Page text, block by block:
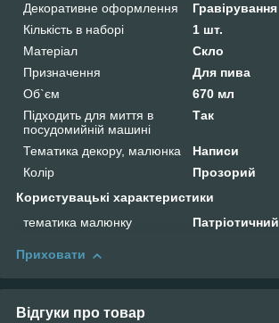
Декоративне оформлення
Гравірування
Кількість в наборі
1 шт.
Матеріал
Скло
Призначення
Для пива
Об`єм
670 мл
Підходить для миття в
посудомийній машині
Так
Тематика декору, малюнка
Написи
Колір
Прозорий
Користувацькі характеристики
тематика малюнку
Патріотичний
Приховати
Відгуки про товар